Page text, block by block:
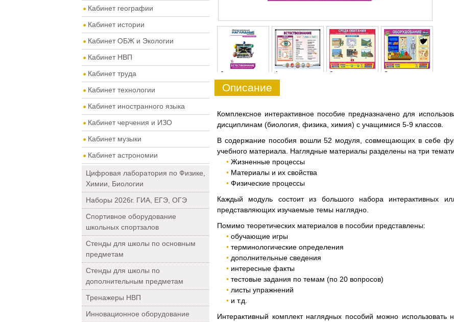
Кабинет географии
Кабинет истории
Кабинет ОБЖ и Экологии
Кабинет НВП
Кабинет труда
Кабинет технологии
Кабинет иностранного языка
Кабинет черчения и ИЗО
Кабинет музыки
Кабинет астрономии
Цифровая лаборатория по Физике,
Химии, Биологии
Наборы 2026г. ГИА, ЕГЭ, ОГЭ
Спортивное оборудование
школьных спортзалов
Стенды для школы по основным
предметам
Стенды для школы по
дополнительным предметам
Тренажеры НВП
Инновационное оборудование
0 1 2 3
Описание
Комплексное интерактивное пособие предназначено для
дисциплинам (биология, физика, химия) с учащимися 5-9 классов.
В содержание пособия вошли 52 модуля, совмещающих в себе
учебного материала. Наглядные материалы разделены на три
Жизненные процессы
Материалы и их свойства
Физические процессы
Каждый модуль состоит из большого набора интерактивных
представляющих изучаемые темы наглядно.
Помимо теоретических материалов в пособии представлены:
обучающие игры
терминологические определения
дополнительные сведения
интересные факты
тестовые задания по темам (по 20 вопросов)
листы упражнений
и т.д.
Интерактивный комплект наглядных пособий можно использовать